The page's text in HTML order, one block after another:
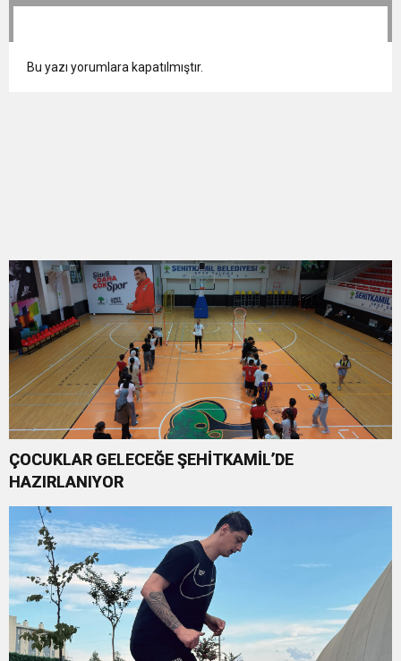
Bu yazı yorumlara kapatılmıştır.
ÇOCUKLAR GELECEĞE ŞEHİTKAMİL’DE
HAZIRLANIYOR